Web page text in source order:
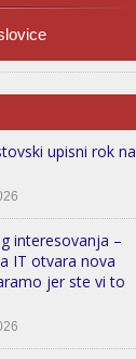
upisni rok na
interesovanja –
IT otvara nova
jer ste vi to